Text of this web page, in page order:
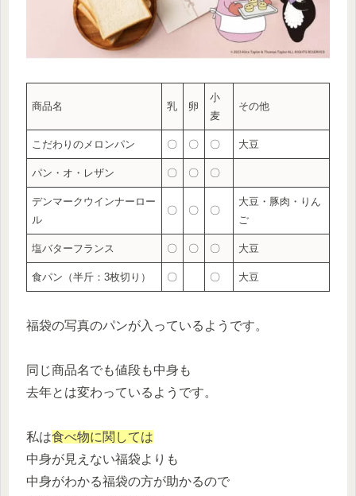
商品名 乳 卵
小
麦
その他
こだわりのメロンパン 〇 〇 〇 大豆
パン・オ・レザン 〇 〇 〇
デンマークウインナーロー
ル
〇 〇 〇
大豆・豚肉・りん
ご
塩バターフランス 〇 〇 〇 大豆
食パン（半斤：3枚切り） 〇 〇 大豆
福袋の写真のパンが入っているようです。
同じ商品名でも値段も中身も
去年とは変わっているようです。
私は食べ物に関しては
中身が見えない福袋よりも
中身がわかる福袋の方が助かるので